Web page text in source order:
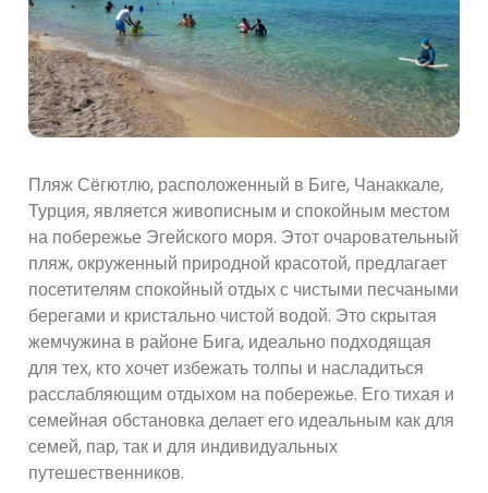
Пляж Сёгютлю, расположенный в Биге, Чанаккале,
Турция, является живописным и спокойным местом
на побережье Эгейского моря. Этот очаровательный
пляж, окруженный природной красотой, предлагает
посетителям спокойный отдых с чистыми песчаными
берегами и кристально чистой водой. Это скрытая
жемчужина в районе Бига, идеально подходящая
для тех, кто хочет избежать толпы и насладиться
расслабляющим отдыхом на побережье. Его тихая и
семейная обстановка делает его идеальным как для
семей, пар, так и для индивидуальных
путешественников.